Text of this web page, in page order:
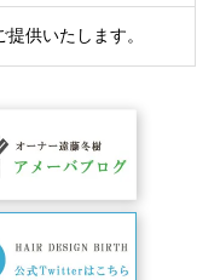
供いたします。